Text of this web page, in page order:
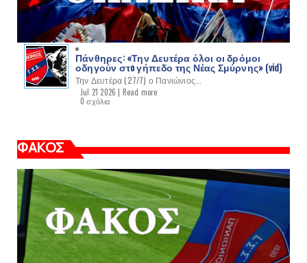
Πάνθηρες: «Την Δευτέρα όλοι οι δρόμοι
οδηγούν στo γήπεδο της Νέας Σμύρνης» (vid)
Την Δευτέρα (27/7) ο Πανιώνιος...
Jul 21 2026 | Read more
0 σχόλια
ΦΑΚΟΣ